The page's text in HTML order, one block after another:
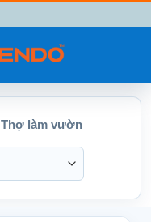
Thợ làm vườn